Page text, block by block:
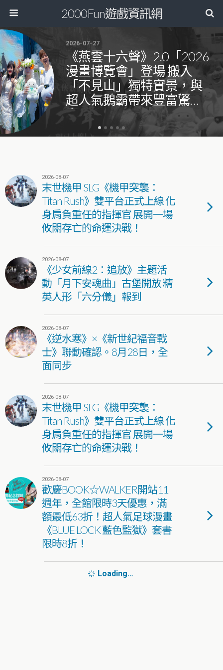
2000Fun遊戲資訊網
2026-07-27
《燕雲十六聲》2.0「2026
漫畫博覽會」登場 搬入
「不見山」獨特實景，與
超人氣鵝霸帶來豐富驚
喜！
2026-08-07
末世機甲 SLG《機甲突襲：
Titan Rush》雙平台正式上線 化
身肩負重任的指揮官 展開一場
攸關存亡的命運決戰！
2026-08-07
《少女前線2：追放》主題活
動「月下安魂曲」古堡開放 精
英人形「六分儀」報到
2026-08-07
《逆水寒》×《新世紀福音戰
士》聯動確認。8月28日，全
面同步
2026-08-07
末世機甲 SLG《機甲突襲：
Titan Rush》雙平台正式上線 化
身肩負重任的指揮官 展開一場
攸關存亡的命運決戰！
2026-08-07
歡慶BOOK☆WALKER開站11
週年，全館限時3天優惠，滿
額最低63折！超人氣足球漫畫
《BLUE LOCK 藍色監獄》套書
限時8折！
Loading…